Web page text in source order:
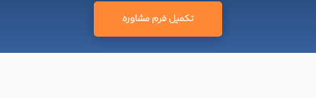
تکمیل فرم مشاوره